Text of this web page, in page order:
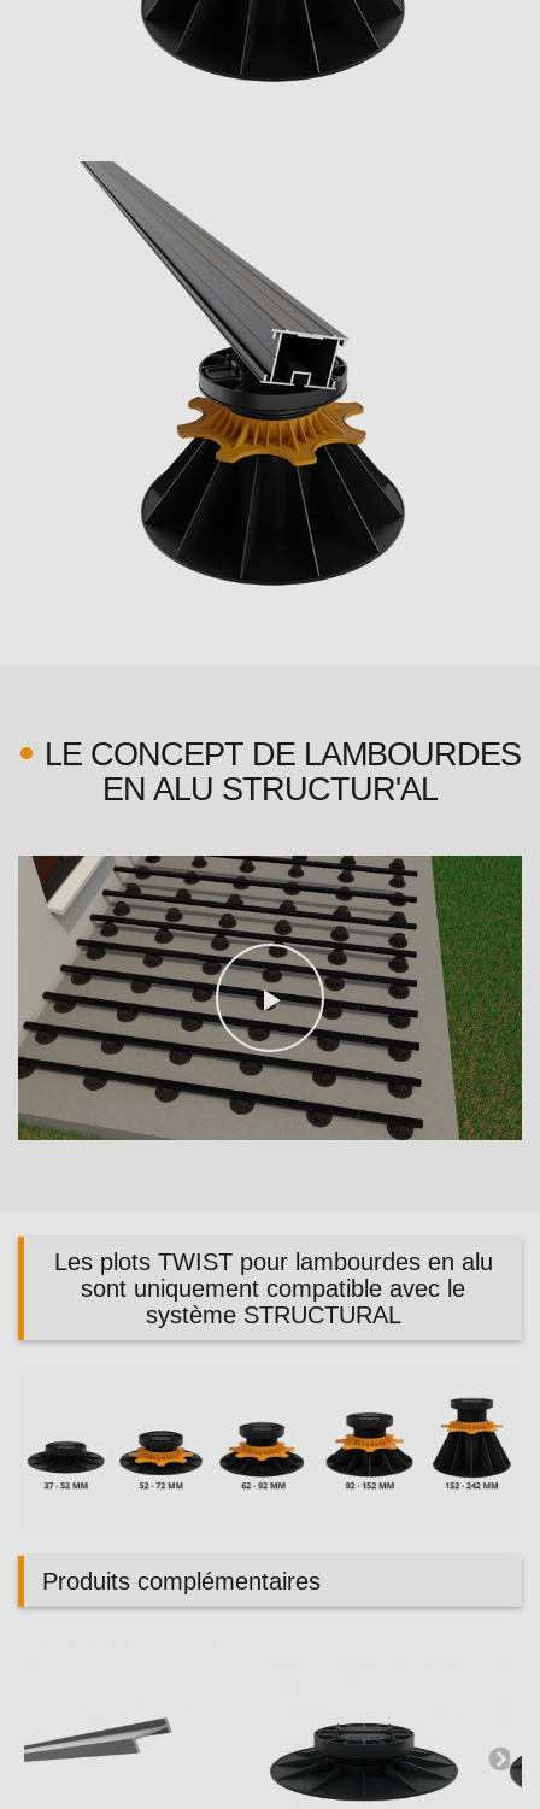
LE CONCEPT DE LAMBOURDES
EN ALU STRUCTUR'AL
Play
Les plots TWIST pour lambourdes en alu
sont uniquement compatible avec le
système STRUCTURAL
Produits complémentaires